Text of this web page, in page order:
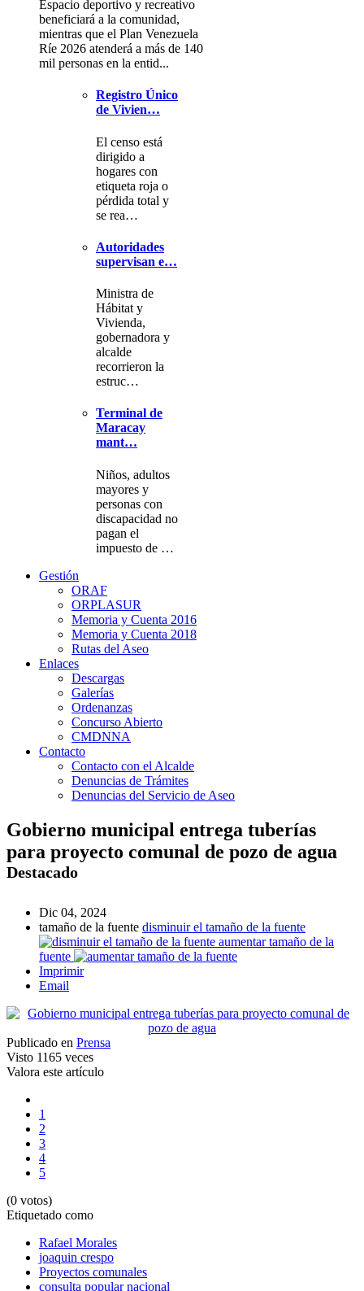
Espacio deportivo y recreativo
beneficiará a la comunidad,
mientras que el Plan Venezuela
Ríe 2026 atenderá a más de 140
mil personas en la entid...
Registro Único
de Vivien…
El censo está
dirigido a
hogares con
etiqueta roja o
pérdida total y
se rea…
Autoridades
supervisan e…
Ministra de
Hábitat y
Vivienda,
gobernadora y
alcalde
recorrieron la
estruc…
Terminal de
Maracay
mant…
Niños, adultos
mayores y
personas con
discapacidad no
pagan el
impuesto de …
Gestión
ORAF
ORPLASUR
Memoria y Cuenta 2016
Memoria y Cuenta 2018
Rutas del Aseo
Enlaces
Descargas
Galerías
Ordenanzas
Concurso Abierto
CMDNNA
Contacto
Contacto con el Alcalde
Denuncias de Trámites
Denuncias del Servicio de Aseo
Gobierno municipal entrega tuberías
para proyecto comunal de pozo de agua
Destacado
Dic 04, 2024
tamaño de la fuente disminuir el tamaño de la fuente
aumentar tamaño de la
fuente
Imprimir
Email
Publicado en Prensa
Visto 1165 veces
Valora este artículo
1
2
3
4
5
(0 votos)
Etiquetado como
Rafael Morales
joaquin crespo
Proyectos comunales
consulta popular nacional